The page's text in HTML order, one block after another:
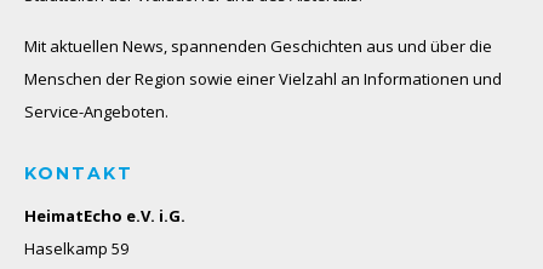
Mit aktuellen News, spannenden Geschichten aus und über die
Menschen der Region sowie einer Vielzahl an Informationen und
Service-Angeboten.
KONTAKT
HeimatEcho e.V. i.G.
Haselkamp 59